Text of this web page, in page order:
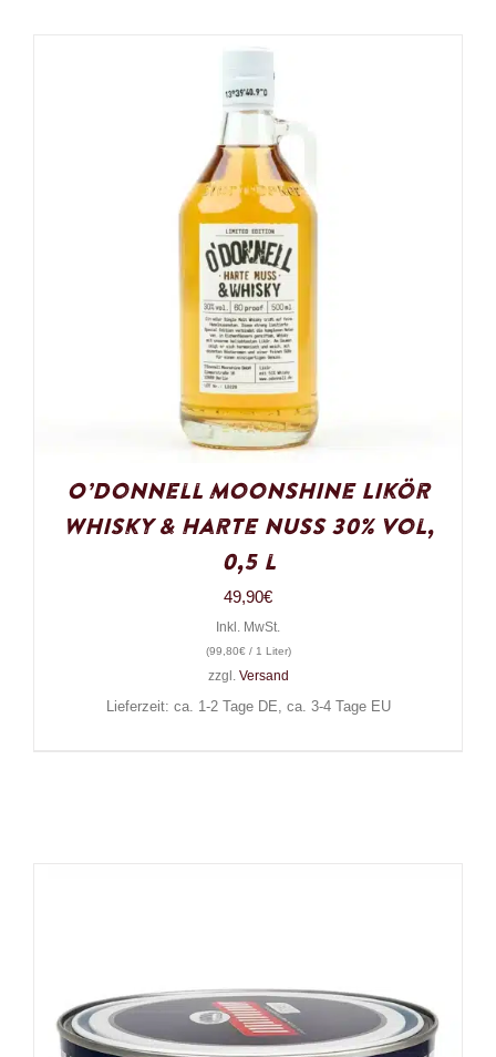
O’Donnell Moonshine Likör
Whisky & Harte Nuss 30% Vol,
0,5 l
49,90€
Inkl. MwSt.
(99,80€/ 1 Liter)
zzgl. Versand
Lieferzeit: ca. 1-2 Tage DE, ca. 3-4 Tage EU